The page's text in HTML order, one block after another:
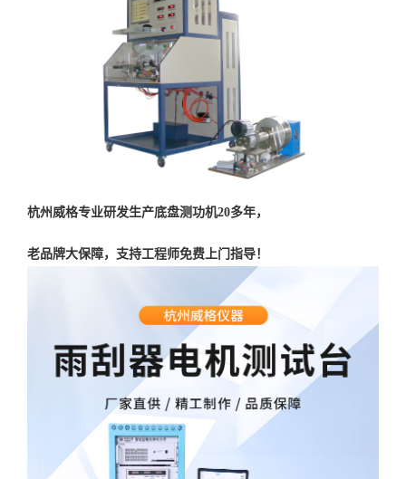
杭州威格专业研发生产底盘测功机20多年，
老品牌大保障，支持工程师免费上门指导！